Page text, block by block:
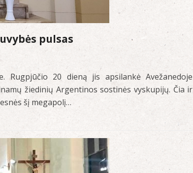
pulsas
Rugpjūčio 20 dieną jis apsilankė Avežanedoje
žiedinių Argentinos sostinės vyskupijų. Čia ir
šį megapolį…